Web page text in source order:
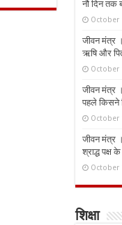
नौ दिन तक
October
जीवन मंत्र
ऋषि और पितृ
October
जीवन मंत्र
पहले किसने
October
जीवन मंत्र
श्राद्ध पक्ष
October
शिक्षा